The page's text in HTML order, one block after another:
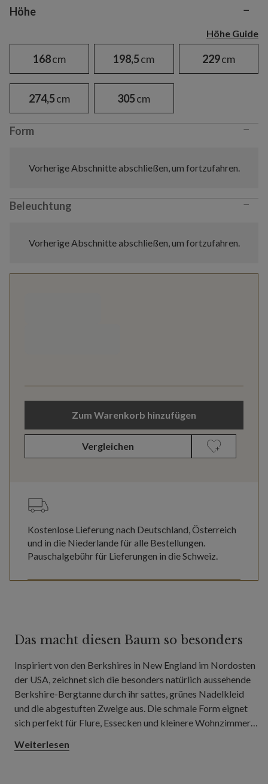
Variant selection
Höhe −
Höhe Guide
168cm 198,5cm 229cm
274,5cm 305cm
Form −
Vorherige Abschnitte abschließen, um fortzufahren.
Beleuchtung −
Vorherige Abschnitte abschließen, um fortzufahren.
Zum Warenkorb hinzufügen
Vergleichen
Kostenlose Lieferung nach Deutschland, Österreich
und in die Niederlande für alle Bestellungen.
Pauschalgebühr für Lieferungen in die Schweiz.
Das macht diesen Baum so besonders
Inspiriert von den Berkshires in New England im Nordosten
der USA, zeichnet sich die besonders natürlich aussehende
Berkshire-Bergtanne durch ihr sattes, grünes Nadelkleid
und die abgestuften Zweige aus. Die schmale Form eignet
sich perfekt für Flure, Essecken und kleinere Wohnzimmer
Präsenz eines klassischen Weihnachtsbaums.
Weiterlesen